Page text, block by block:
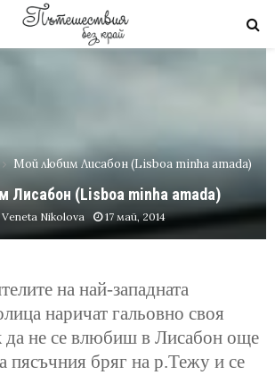
Мой любим Лисабон (Lisboa minha amada)
Лисабон (Lisboa minha amada)
Veneta Nikolova 17 май, 2014
на най-западната
наричат гальовно своя
да не се влюбиш в Лисабон още
бряг на р.Тежу и се